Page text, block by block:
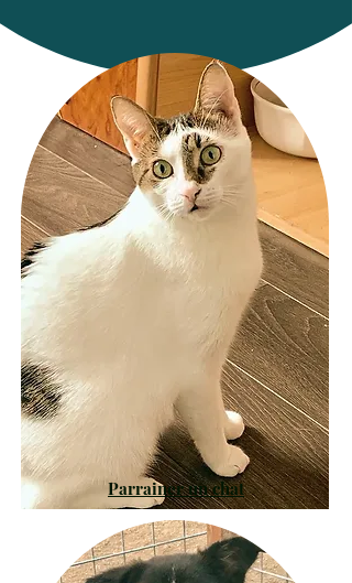
Parrainer un chat